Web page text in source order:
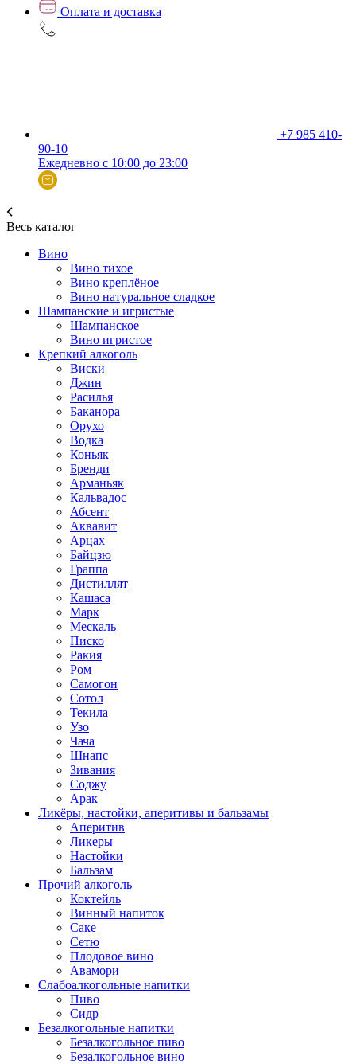
Оплата и доставка
+7 985 410-
90-10
Ежедневно с 10:00 до 23:00
Весь каталог
Вино
Вино тихое
Вино креплёное
Вино натуральное сладкое
Шампанские и игристые
Шампанское
Вино игристое
Крепкий алкоголь
Виски
Джин
Расилья
Баканора
Орухо
Водка
Коньяк
Бренди
Арманьяк
Кальвадос
Абсент
Аквавит
Арцах
Байцзю
Граппа
Дистиллят
Кашаса
Марк
Мескаль
Писко
Ракия
Ром
Самогон
Сотол
Текила
Узо
Чача
Шнапс
Зивания
Соджу
Арак
Ликёры, настойки, аперитивы и бальзамы
Аперитив
Ликеры
Настойки
Бальзам
Прочий алкоголь
Коктейль
Винный напиток
Саке
Сетю
Плодовое вино
Авамори
Слабоалкогольные напитки
Пиво
Сидр
Безалкогольные напитки
Безалкогольное пиво
Безалкогольное вино